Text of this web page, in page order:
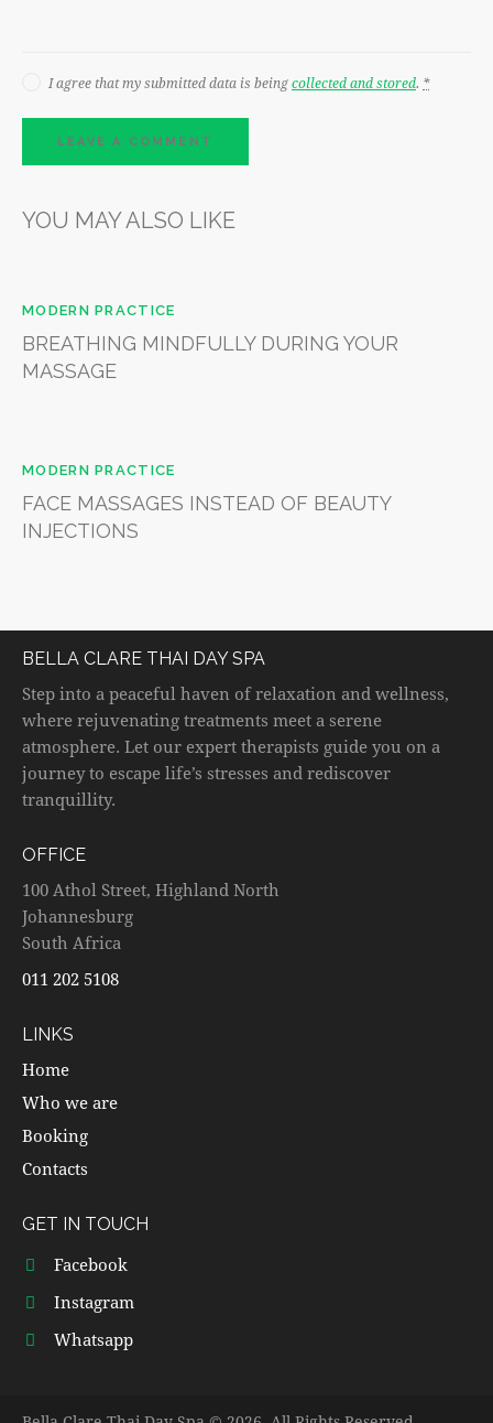
I agree that my submitted data is beingcollected and stored. *
YOU MAY ALSO LIKE
MODERN PRACTICE
BREATHING MINDFULLY DURING YOUR
MASSAGE
MODERN PRACTICE
FACE MASSAGES INSTEAD OF BEAUTY
INJECTIONS
BELLA CLARE THAI DAY SPA
Step into a peaceful haven of relaxation and wellness,
where rejuvenating treatments meet a serene
atmosphere. Let our expert therapists guide you on a
journey to escape life’s stresses and rediscover
tranquillity.
OFFICE
100 Athol Street, Highland North
Johannesburg
South Africa
011 202 5108
LINKS
Home
Who we are
Booking
Contacts
GET IN TOUCH
Facebook
Instagram
Whatsapp